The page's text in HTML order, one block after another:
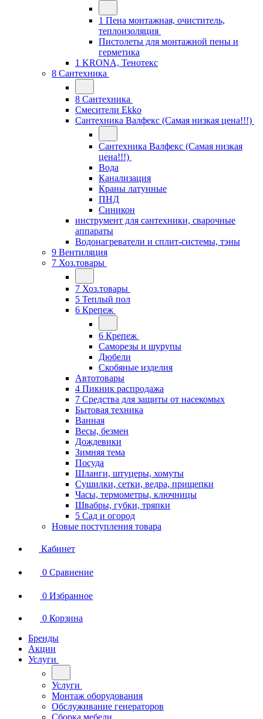
1 Пена монтажная, очиститель,
теплоизоляция
Пистолеты для монтажной пены и
герметика
1 KRONA, Тенотекс
8 Сантехника
8 Сантехника
Смесители Ekko
Сантехника Валфекс (Самая низкая цена!!!)
Сантехника Валфекс (Самая низкая
цена!!!)
Вода
Канализация
Краны латунные
ПНД
Синикон
инструмент для сантехники, сварочные
аппараты
Водонагреватели и сплит-системы, тэны
9 Вентиляция
7 Хоз.товары
7 Хоз.товары
5 Теплый пол
6 Крепеж
6 Крепеж
Саморезы и шурупы
Дюбели
Скобяные изделия
Автотовары
4 Пикник распродажа
7 Средства для защиты от насекомых
Бытовая техника
Ванная
Весы, безмен
Дождевики
Зимняя тема
Посуда
Шланги, штуцеры, хомуты
Сушилки, сетки, ведра, прищепки
Часы, термометры, ключницы
Швабры, губки, тряпки
5 Сад и огород
Новые поступления товара
Кабинет
0 Сравнение
0 Избранное
0 Корзина
Бренды
Акции
Услуги
Услуги
Монтаж оборудования
Обслуживание генераторов
Сборка мебели